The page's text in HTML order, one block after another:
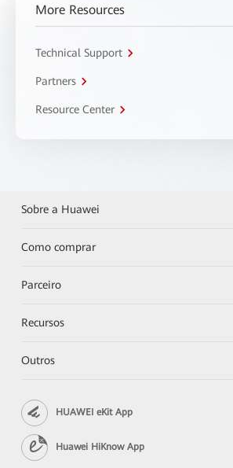
More Resources
Technical Support
Partners
Resource Center
Sobre a Huawei
Como comprar
Parceiro
Recursos
Outros
HUAWEI eKit App
Huawei HiKnow App